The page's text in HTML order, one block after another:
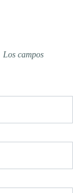
Los campos